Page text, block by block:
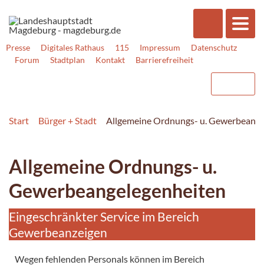
Presse Digitales Rathaus 115 Impressum
Datenschutz
Forum
Stadtplan Kontakt Barrierefreiheit
Start Bürger + Stadt Allgemeine Ordnungs- u.
Allgemeine Ordnungs- u.
Gewerbeangelegenheiten
Eingeschränkter Service im Bereich
Gewerbeanzeigen
Wegen fehlenden Personals können im Bereich